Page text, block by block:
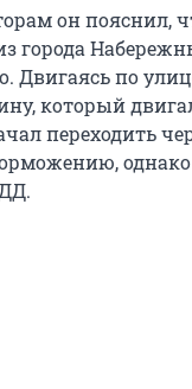
он пояснил,
города
Двигаясь по
который
переходить